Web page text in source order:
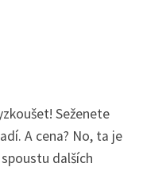
Seženete
A cena? No, ta je
dalších